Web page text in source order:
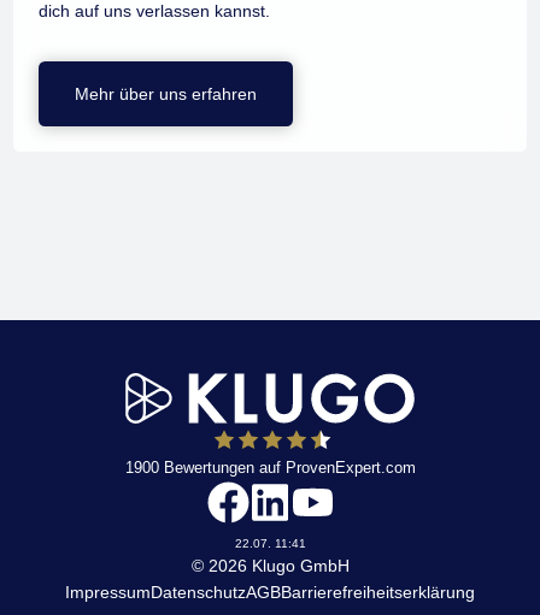
dich auf uns verlassen kannst.
Mehr über uns erfahren
KLUGO
1900Bewertungen auf ProvenExpert.com
22.07. 11:41
© 2026 Klugo GmbH
ImpressumDatenschutzAGBBarrierefreiheitserklärung